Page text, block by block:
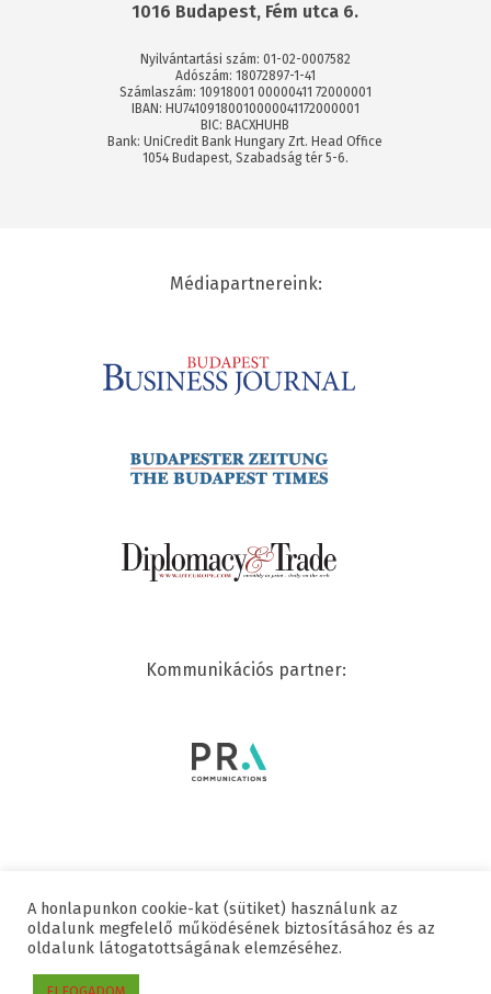
1016 Budapest, Fém utca 6.
Nyilvántartási szám: 01-02-0007582
Adószám: 18072897-1-41
Számlaszám: 10918001 00000411 72000001
IBAN: HU74109180010000041172000001
BIC: BACXHUHB
Bank: UniCredit Bank Hungary Zrt. Head Office
1054 Budapest, Szabadság tér 5-6.
Médiapartnereink:
Kommunikációs partner:
© 2020 SWISSCHAM | MINDEN JOG FENNTARTVA
Hasznos linkek
Adatvédelmi nyilatkozat
A honlapunkon cookie-kat (sütiket) használunk az
oldalunk megfelelő működésének biztosításához és az
oldalunk látogatottságának elemzéséhez.